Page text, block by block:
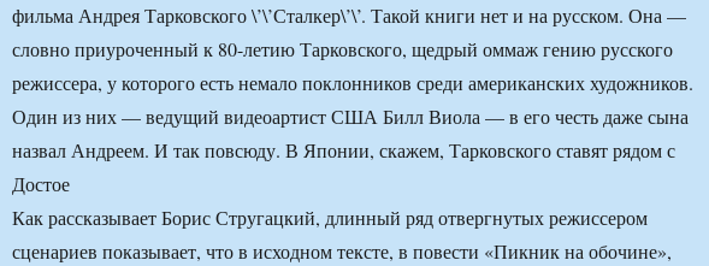
фильма Андрея Тарковского \’\’Сталкер\’\’. Такой книги нет и на русском. Она —
словно приуроченный к 80-летию Тарковского, щедрый оммаж гению русского
режиссера, у которого есть немало поклонников среди американских художников.
Один из них — ведущий видеоартист США Билл Виола — в его честь даже сына
назвал Андреем. И так повсюду. В Японии, скажем, Тарковского ставят рядом с
Достое
Как рассказывает Борис Стругацкий, длинный ряд отвергнутых режиссером
сценариев показывает, что в исходном тексте, в повести «Пикник на обочине»,